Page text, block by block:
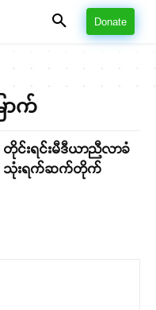
Donate
ာက်
တိုင်းရင်းမီဒီယာညီလာခံ
သုံးရက်ဆက်တိုက်